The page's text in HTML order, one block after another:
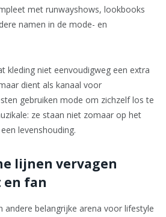
met runwayshows, lookbooks
namen in de mode- en
kleding niet eenvoudigweg een extra
dient als kanaal voor
gebruiken mode om zichzelf los te
ze staan niet zomaar op het
levenshouding.
lijnen vervagen
fan
andere belangrijke arena voor lifestyle